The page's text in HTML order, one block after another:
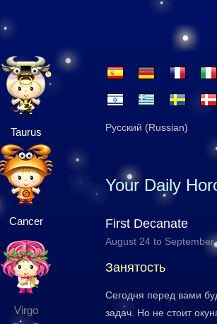
Taurus
Cancer
Virgo
Русский (Russian)
Your Daily
First Decanate
August 24 to September
Занятость
Сегодня перед вами
задач. Но не стоит